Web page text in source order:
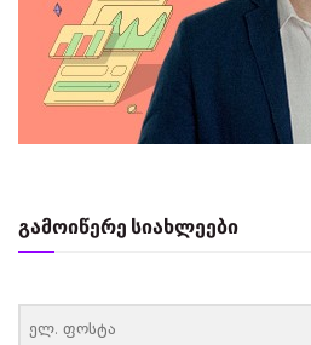
გამოიწერე სიახლეები